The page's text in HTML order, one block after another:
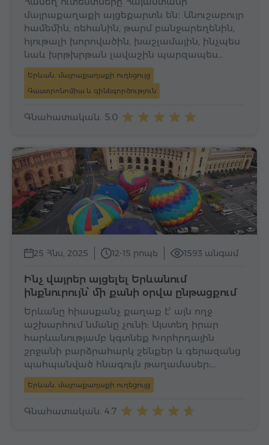
մայրաքաղաքի այցեքարտն են։ Անուշաբույր
համեմին, ռեհանին, թարմ բանջարեղենին,
հյութալի խորովածին, խաշլամային, ինչպես
նաև խրթխրթան լավաշին պարզապես…
Երևան․ մայրաքաղաքի ուղեցույց
Գաստրոնոմիա և գինեգործություն
Գնահատական. 5.0
25 Հնս, 2025 12-15 րոպե 1593 անգամ
Ինչ վայրեր այցելել Երևանում
ինքնուրույն՝ մի քանի օրվա ընթացքում
Երևանը հիասքանչ քաղաք է՝ այն ողջ
աշխարհում նմանը չունի: Այստեղ իրար
հարևանությամբ կգտնեք Խորհրդային
շրջանի բարձրահարկ շենքեր և գերազանց
պահպանված հնագույն թաղամասեր:…
Երևան․ մայրաքաղաքի ուղեցույց
Գնահատական. 4.7